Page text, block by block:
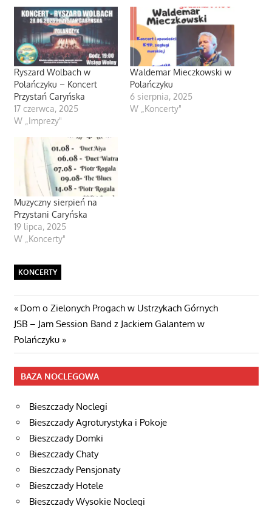
Ryszard Wolbach w
Polańczyku – Koncert
Przystań Caryńska
17 czerwca, 2025
W „Imprezy"
Waldemar Mieczkowski w
Polańczyku
6 sierpnia, 2025
W „Koncerty"
Muzyczny sierpień na
Przystani Caryńska
19 lipca, 2025
W „Koncerty"
KONCERTY
Nawigacja
wpisu
Poprzedni
post:
Dom o Zielonych Progach w Ustrzykach Górnych
Następny
wpis
JSB – Jam Session Band z Jackiem Galantem w
Polańczyku
BAZA NOCLEGOWA
Bieszczady Noclegi
Bieszczady Agroturystyka i Pokoje
Bieszczady Domki
Bieszczady Chaty
Bieszczady Pensjonaty
Bieszczady Hotele
Bieszczady Wysokie Noclegi